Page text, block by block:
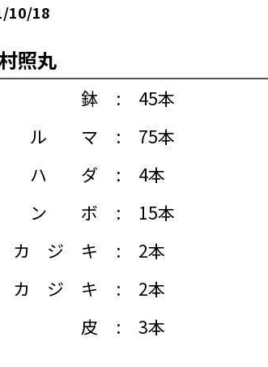
10/18
照丸
鉢 :
45本
ルマ
:
75本
ハダ
:
4本
ンボ
:
15本
カジキ
:
2本
カジキ
:
2本
皮
: 3本